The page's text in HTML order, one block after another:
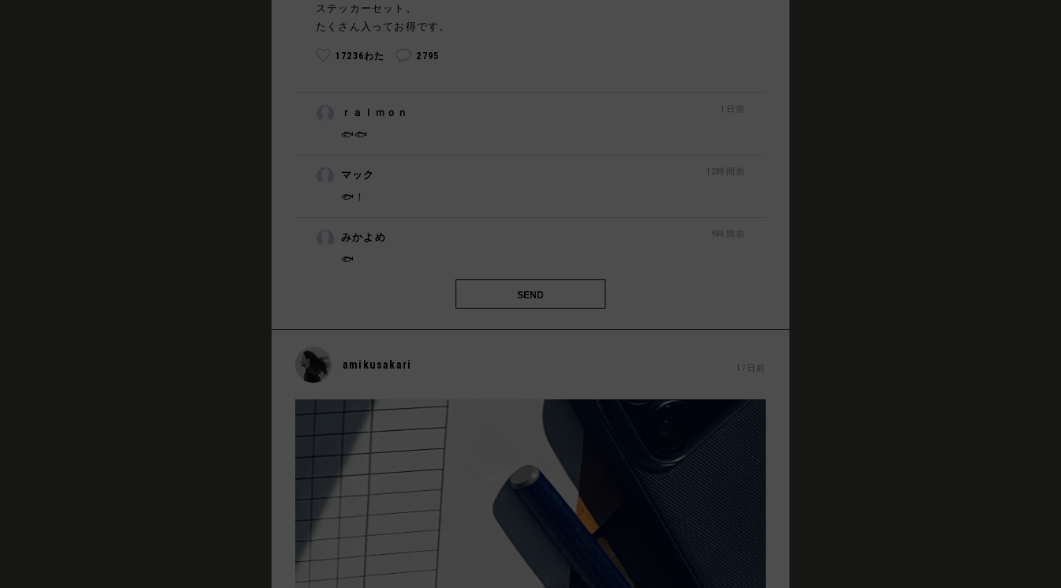
ステッカーセット。
たくさん入ってお得です。
17236わた 2795
ｒａｌｍｏｎ
🐟🐟
1日前
マック
🐟！
12時間前
みかよめ
🐟️
9時間前
amikusakari 17日前